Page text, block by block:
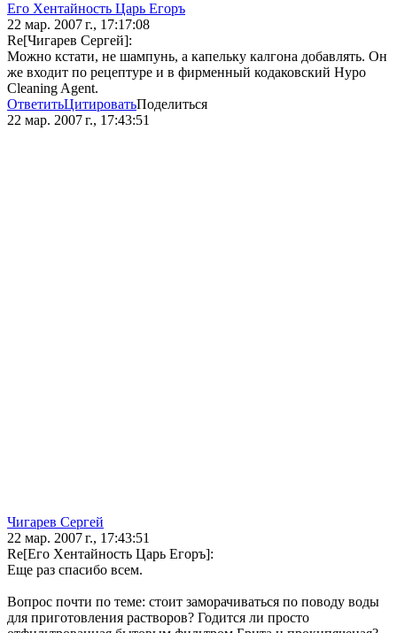
Его Хентайность Царь Егоръ
22 мар. 2007 г., 17:17:08
Re[Чигарев Сергей]:
Можно кстати, не шампунь, а капельку калгона добавлять. Он
же входит по рецептуре и в фирменный кодаковский Hypo
Cleaning Agent.
ОтветитьЦитироватьПоделиться
22 мар. 2007 г., 17:43:51
Чигарев Сергей
22 мар. 2007 г., 17:43:51
Re[Его Хентайность Царь Егоръ]:
Еще раз спасибо всем.
Вопрос почти по теме: стоит заморачиваться по поводу воды
для приготовления растворов? Годится ли просто